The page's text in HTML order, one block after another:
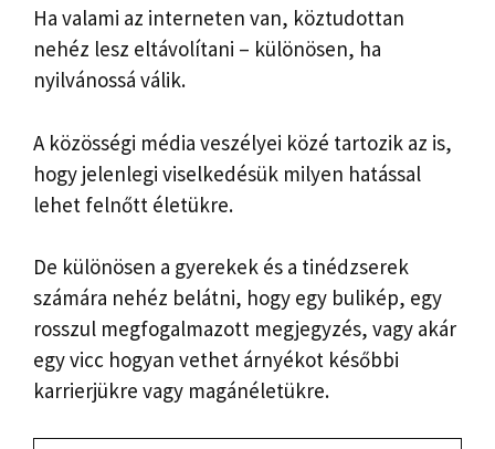
Ha valami az interneten van, köztudottan
nehéz lesz eltávolítani – különösen, ha
nyilvánossá válik.
A közösségi média veszélyei közé tartozik az is,
hogy jelenlegi viselkedésük milyen hatással
lehet felnőtt életükre.
De különösen a gyerekek és a tinédzserek
számára nehéz belátni, hogy egy bulikép, egy
rosszul megfogalmazott megjegyzés, vagy akár
egy vicc hogyan vethet árnyékot későbbi
karrierjükre vagy magánéletükre.